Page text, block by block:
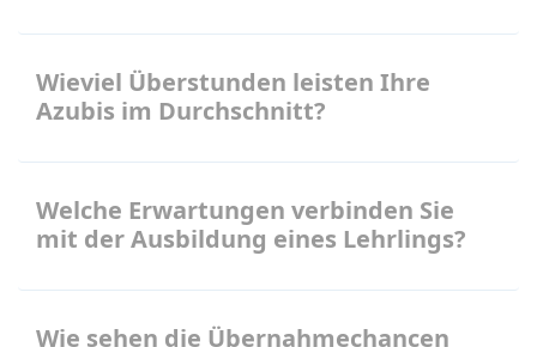
Wieviel Überstunden leisten Ihre
Azubis im Durchschnitt?
Welche Erwartungen verbinden Sie
mit der Ausbildung eines Lehrlings?
Wie sehen die Übernahmechancen